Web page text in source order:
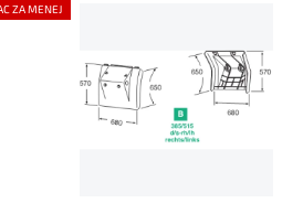
ZA MENEJ